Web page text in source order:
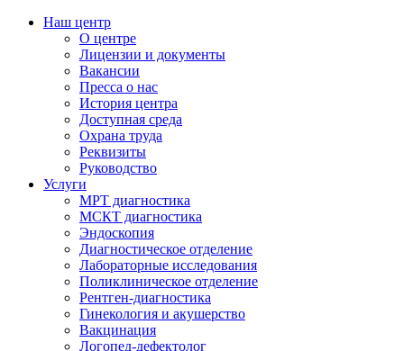
Наш центр
О центре
Лицензии и документы
Вакансии
Пресса о нас
История центра
Доступная среда
Охрана труда
Реквизиты
Руководство
Услуги
МРТ диагностика
МСКТ диагностика
Эндоскопия
Диагностическое отделение
Лабораторные исследования
Поликлиническое отделение
Рентген-диагностика
Гинекология и акушерство
Вакцинация
Логопед-дефектолог